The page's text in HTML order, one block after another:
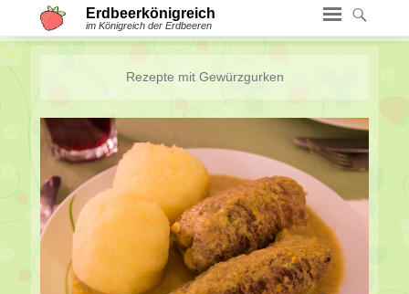
Erdbeerkönigreich
im Königreich der Erdbeeren
Rezepte mit Gewürzgurken